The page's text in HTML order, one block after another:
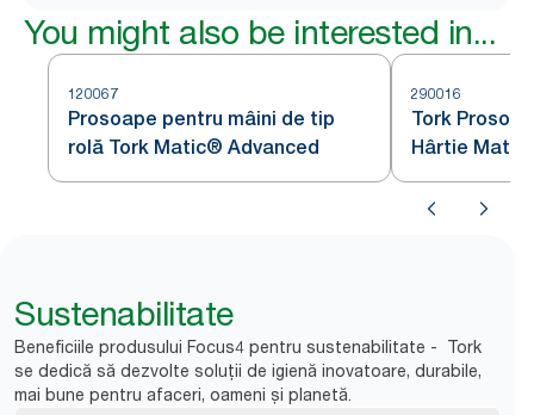
You might also be interested in...
120067
Prosoape pentru mâini de tip
rolă Tork Matic® Advanced
290016
Tork
Hârtie
Frunze
Sustenabilitate
Beneficiile produsului Focus4 pentru sustenabilitate - Tork
se dedică să dezvolte soluții de igienă inovatoare, durabile,
mai bune pentru afaceri, oameni și planetă.